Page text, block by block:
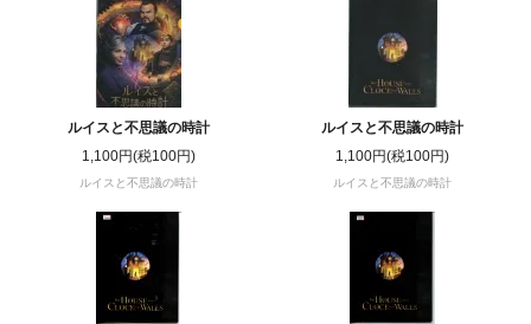
ルイスと不思議の時計
1,100円(税100円)
ルイスと不思議の時計
ルイスと不思議の時計
1,100円(税100円)
ルイスと不思議の時計